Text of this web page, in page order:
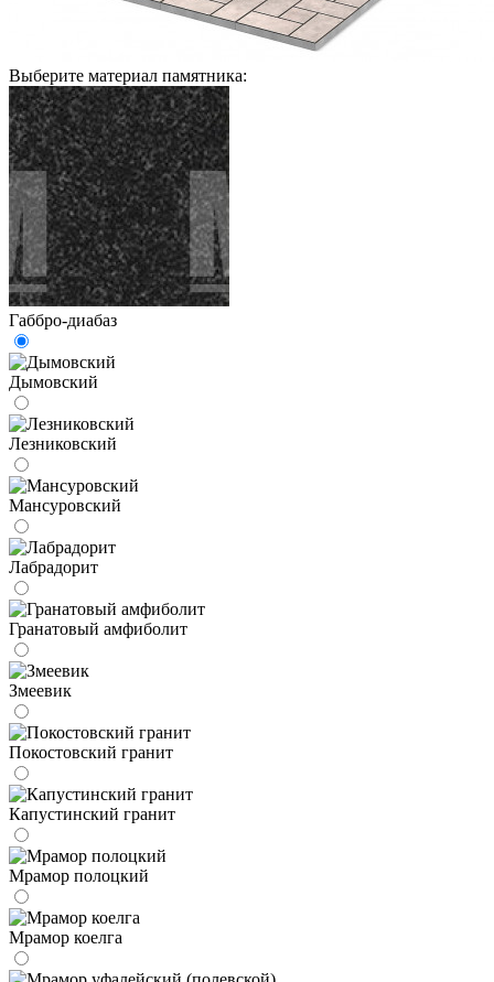
Выберите материал памятника:
Габбро-диабаз
Дымовский
Лезниковский
Мансуровский
Лабрадорит
Гранатовый амфиболит
Змеевик
Покостовский гранит
Капустинский гранит
Мрамор полоцкий
Мрамор коелга